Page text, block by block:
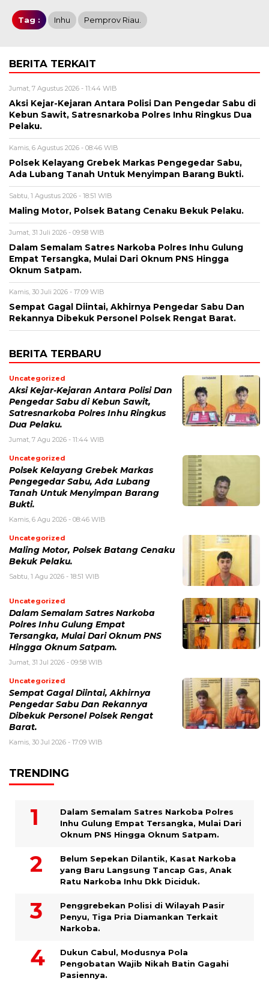
Tag : Inhu Pemprov Riau.
BERITA TERKAIT
Jumat, 7 Agustus 2026 - 11:44 WIB
Aksi Kejar-Kejaran Antara Polisi Dan Pengedar Sabu di
Kebun Sawit, Satresnarkoba Polres Inhu Ringkus Dua
Pelaku.
Kamis, 6 Agustus 2026 - 08:46 WIB
Polsek Kelayang Grebek Markas Pengegedar Sabu,
Ada Lubang Tanah Untuk Menyimpan Barang Bukti.
Sabtu, 1 Agustus 2026 - 18:51 WIB
Maling Motor, Polsek Batang Cenaku Bekuk Pelaku.
Jumat, 31 Juli 2026 - 09:58 WIB
Dalam Semalam Satres Narkoba Polres Inhu Gulung
Empat Tersangka, Mulai Dari Oknum PNS Hingga
Oknum Satpam.
Kamis, 30 Juli 2026 - 17:09 WIB
Sempat Gagal Diintai, Akhirnya Pengedar Sabu Dan
Rekannya Dibekuk Personel Polsek Rengat Barat.
BERITA TERBARU
Uncategorized
Aksi Kejar-Kejaran Antara Polisi Dan
Pengedar Sabu di Kebun Sawit,
Satresnarkoba Polres Inhu Ringkus
Dua Pelaku.
Jumat, 7 Agu 2026 - 11:44 WIB
Uncategorized
Polsek Kelayang Grebek Markas
Pengegedar Sabu, Ada Lubang
Tanah Untuk Menyimpan Barang
Bukti.
Kamis, 6 Agu 2026 - 08:46 WIB
Uncategorized
Maling Motor, Polsek Batang Cenaku
Bekuk Pelaku.
Sabtu, 1 Agu 2026 - 18:51 WIB
Uncategorized
Dalam Semalam Satres Narkoba
Polres Inhu Gulung Empat
Tersangka, Mulai Dari Oknum PNS
Hingga Oknum Satpam.
Jumat, 31 Jul 2026 - 09:58 WIB
Uncategorized
Sempat Gagal Diintai, Akhirnya
Pengedar Sabu Dan Rekannya
Dibekuk Personel Polsek Rengat
Barat.
Kamis, 30 Jul 2026 - 17:09 WIB
TRENDING
Dalam Semalam Satres Narkoba Polres
Inhu Gulung Empat Tersangka, Mulai Dari
Oknum PNS Hingga Oknum Satpam.
Belum Sepekan Dilantik, Kasat Narkoba
yang Baru Langsung Tancap Gas, Anak
Ratu Narkoba Inhu Dkk Diciduk.
Penggrebekan Polisi di Wilayah Pasir
Penyu, Tiga Pria Diamankan Terkait
Narkoba.
Dukun Cabul, Modusnya Pola
Pengobatan Wajib Nikah Batin Gagahi
Pasiennya.